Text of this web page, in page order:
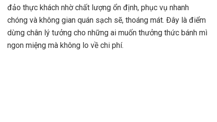
đảo thực khách nhờ chất lượng ổn định, phục vụ nhanh
chóng và không gian quán sạch sẽ, thoáng mát. Đây là điểm
dừng chân lý tưởng cho những ai muốn thưởng thức bánh mì
ngon miệng mà không lo về chi phí.